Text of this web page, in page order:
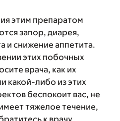
этим препаратом
запор, диарея,
и снижение аппетита.
этих побочных
врача, как их
какой-либо из этих
беспокоит вас, не
тяжелое течение,
к врачу.